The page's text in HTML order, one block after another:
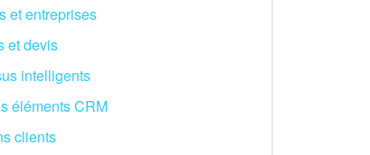
et entreprises
et devis
intelligents
éléments CRM
clients